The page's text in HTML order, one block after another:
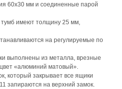
60х30 мм и соединенные парой
имеют толщину 25 мм,
на регулируемые по
выполнены из металла, врезные
«алюминий матовый».
который закрывает все ящики
запираются на верхний замок.